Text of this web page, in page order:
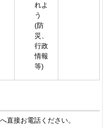
れよ
う
(防
災、
行政
情報
等)
直接お電話ください。